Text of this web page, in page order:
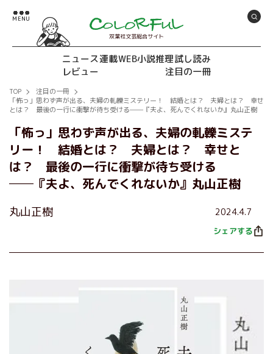
双葉社文芸総合サイト
ニュース連載WEB小説推理試し読み
レビュー
注目の一冊
TOP
注目の一冊
「怖っ」思わず声が出る、夫婦の軋轢ミステリー！ 結婚とは？ 夫婦とは？ 幸せ
とは？ 最後の一行に衝撃が待ち受ける──『夫よ、死んでくれないか』丸山正樹
「怖っ」思わず声が出る、夫婦の軋轢ミステ
リー！ 結婚とは？ 夫婦とは？ 幸せと
は？ 最後の一行に衝撃が待ち受ける
──『夫よ、死んでくれないか』丸山正樹
丸山正樹 2024.4.7
シェアする